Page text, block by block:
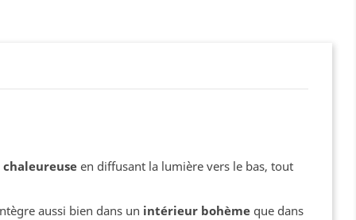
en diffusant la lumière vers le bas, tout
aussi bien dans un intérieur bohème que dans